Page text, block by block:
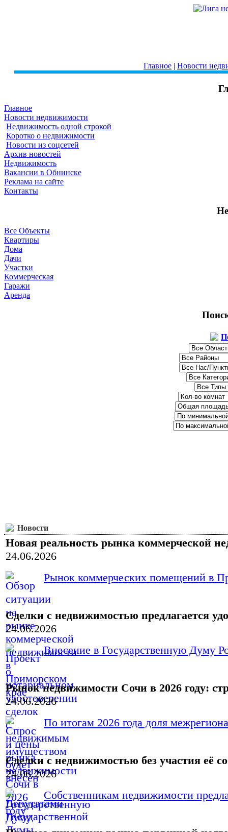
Главное | Новости
Главное
Новости недвижимости
Недвижимость одной строкой
Коротко о недвижимости
Новости из соцсетей
Архив новостей
Недвижимость
Вакансии в Обнинске
Реклама на сайте
Контакты
Все Объекты
Квартиры
Дома
Дачи
Участки
Коммерческая
Гаражи
Аренда
Новости
Новая реальность рынка коммерческой
24.06.2026
Рынок коммерческих помещений в
Сделки с недвижимостью предлагается
24.06.2026
Внесение в Государственную Думу
Рынок недвижимости Сочи в 2026 году:
24.06.2026
По итогам 2026 года доля
Сделки с недвижимостью без участия её
24.06.2026
Собственникам недвижимости